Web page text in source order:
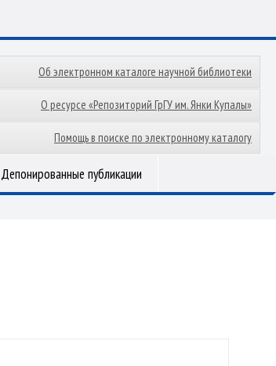
Об электронном каталоге научной библиотеки
О ресурсе «Репозиторий ГрГУ им. Янки Купалы»
Помощь в поиске по электронному каталогу
Депонированные публикации